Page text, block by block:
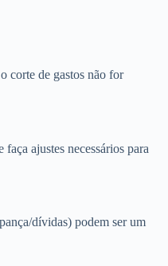
corte de gastos não for
ajustes necessários para
dívidas) podem ser um